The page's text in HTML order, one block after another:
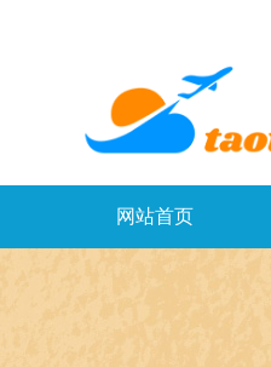
网站首页